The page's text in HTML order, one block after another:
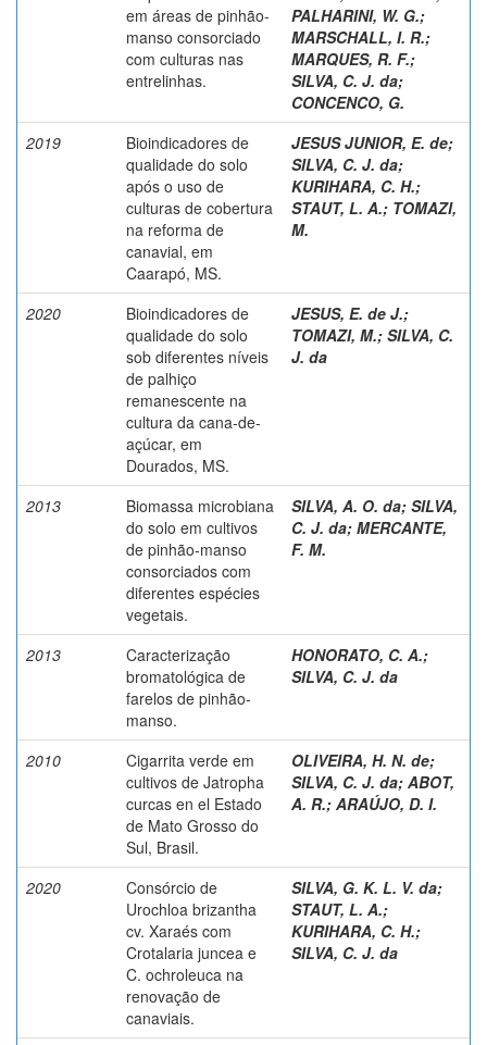
em áreas de pinhão-
manso consorciado
com culturas nas
entrelinhas.
PALHARINI, W. G.;
MARSCHALL, I. R.;
MARQUES, R. F.;
SILVA, C. J. da;
CONCENCO, G.
2019
Bioindicadores de
qualidade do solo
após o uso de
culturas de cobertura
na reforma de
canavial, em
Caarapó, MS.
JESUS JUNIOR, E. de;
SILVA, C. J. da;
KURIHARA, C. H.;
STAUT, L. A.; TOMAZI,
M.
2020
Bioindicadores de
qualidade do solo
sob diferentes níveis
de palhiço
remanescente na
cultura da cana-de-
açúcar, em
Dourados, MS.
JESUS, E. de J.;
TOMAZI, M.; SILVA, C.
J. da
2013
Biomassa microbiana
do solo em cultivos
de pinhão-manso
consorciados com
diferentes espécies
vegetais.
SILVA, A. O. da; SILVA,
C. J. da; MERCANTE,
F. M.
2013
Caracterização
bromatológica de
farelos de pinhão-
manso.
HONORATO, C. A.;
SILVA, C. J. da
2010
Cigarrita verde em
cultivos de Jatropha
curcas en el Estado
de Mato Grosso do
Sul, Brasil.
OLIVEIRA, H. N. de;
SILVA, C. J. da; ABOT,
A. R.; ARAÚJO, D. I.
2020
Consórcio de
Urochloa brizantha
cv. Xaraés com
Crotalaria juncea e
C. ochroleuca na
renovação de
canaviais.
SILVA, G. K. L. V. da;
STAUT, L. A.;
KURIHARA, C. H.;
SILVA, C. J. da